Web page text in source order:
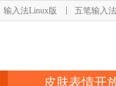
输入法Linux版 五笔输入法
皮肤表情开